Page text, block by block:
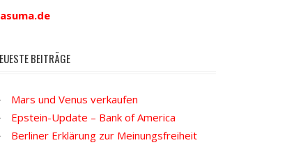
BEITRÄGE
Mars und Venus verkaufen
Epstein-Update – Bank of America
Berliner Erklärung zur Meinungsfreiheit